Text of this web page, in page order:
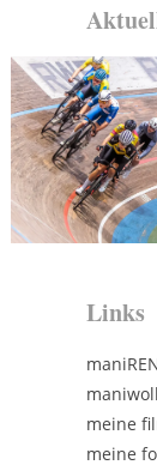
Links
meine
meine